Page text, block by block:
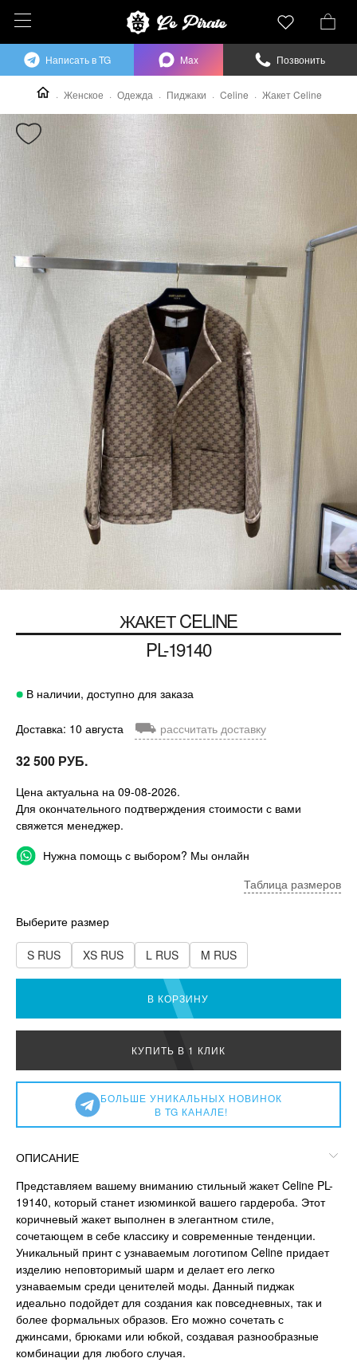
Женское Одежда Пиджаки Celine Жакет Celine
ЖАКЕТCELINE
PL-19140
В наличии, доступно для заказа
Доставка: 10 августа ⛟ рассчитать доставку
32 500 РУБ.
Цена актуальна на 09-08-2026.
Для окончательного подтверждения стоимости с вами
свяжется менеджер.
Нужна помощь с выбором? Мы онлайн
Таблица размеров
Выберите размер
S RUS XS RUS L RUS M RUS
В КОРЗИНУ
КУПИТЬ В 1 КЛИК
БОЛЬШЕ УНИКАЛЬНЫХ НОВИНОК
В TG КАНАЛЕ!
ОПИСАНИЕ
Представляем вашему вниманию стильный жакет Celine PL-
19140, который станет изюминкой вашего гардероба. Этот
коричневый жакет выполнен в элегантном стиле,
сочетающем в себе классику и современные тенденции.
Уникальный принт с узнаваемым логотипом Celine придает
изделию неповторимый шарм и делает его легко
узнаваемым среди ценителей моды. Данный пиджак
идеально подойдет для создания как повседневных, так и
более формальных образов. Его можно сочетать с
джинсами, брюками или юбкой, создавая разнообразные
комбинации для любого случая.
Написать в TG Max Позвонить